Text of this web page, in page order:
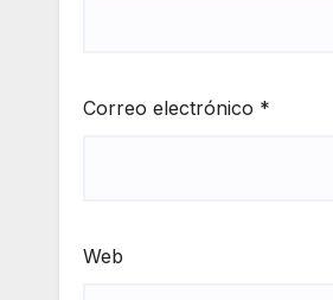
Correo electrónico *
Web